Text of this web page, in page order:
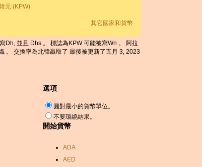
元 (KPW)
其它國家和貨幣
Dh, 並且 Dhs 。 標誌為KPW 可能被寫Wn 。 阿拉
。 交換率為北韓贏取了 最後被更新了五月 3, 2023
選項
圓對最小的貨幣單位。
不要環繞結果。
開始貨幣
ADA
AED